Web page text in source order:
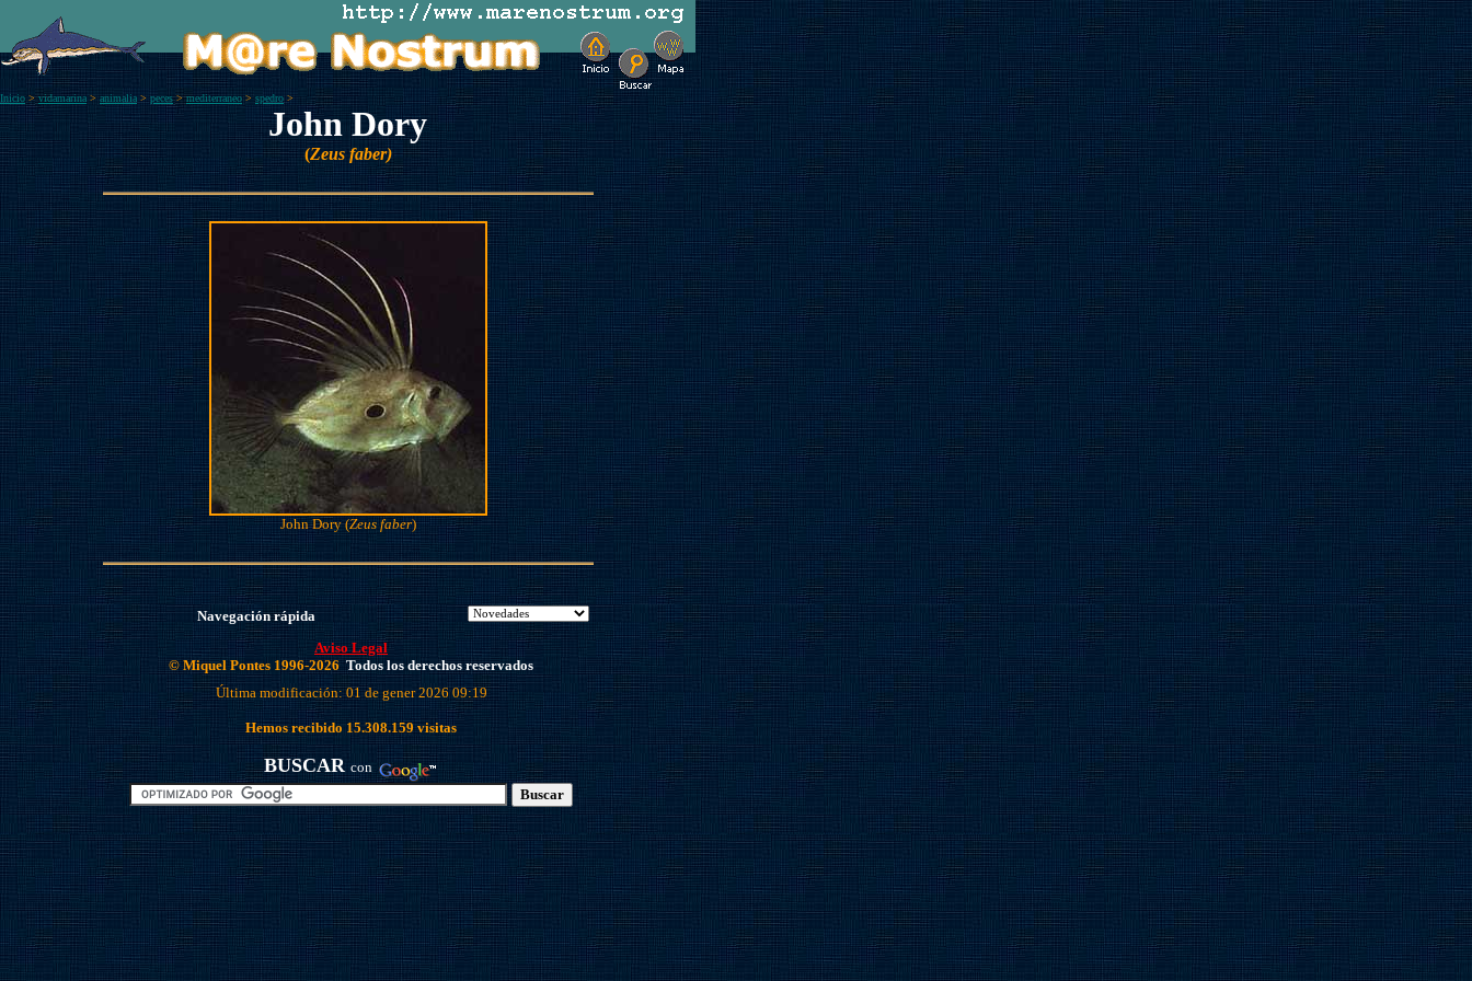
Inicio >vidamarina > animalia > peces>mediterraneo>spedro >
John Dory
(Zeus faber)
John Dory (Zeus faber)
Navegación rápida
Aviso Legal
© Miquel Pontes 1996-2026 Todos los derechos reservados
Última modificación: 01 de gener 2026 09:19
Hemos recibido 15.308.159 visitas
BUSCAR con